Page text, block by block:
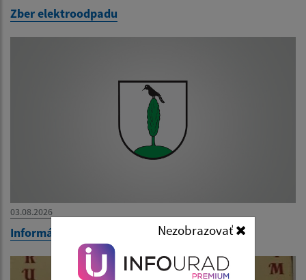
Zber elektroodpadu
03.08.2026
Informácia o voľných pracovných miestach
Nezobrazovať